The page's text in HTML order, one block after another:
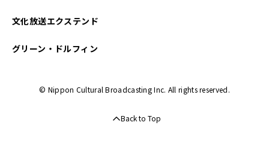
文化放送エクステンド
グリーン・ドルフィン
© Nippon Cultural Broadcasting Inc. All rights reserved.
Back to Top